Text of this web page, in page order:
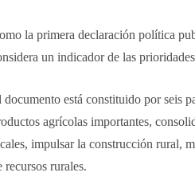
la primera declaración política
un indicador de las
documento está constituido por seis
agrícolas importantes,
impulsar la construcción rural,
recursos rurales.